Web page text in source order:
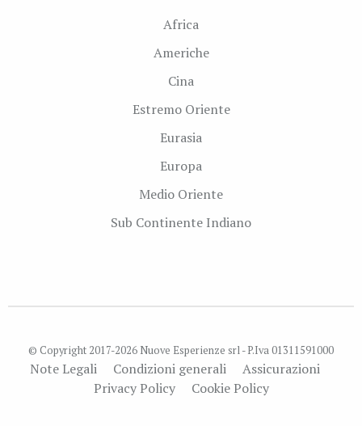
Africa
Americhe
Cina
Estremo Oriente
Eurasia
Europa
Medio Oriente
Sub Continente Indiano
© Copyright 2017-2026 Nuove Esperienze srl - P.Iva 01311591000
Note Legali Condizioni generali
Assicurazioni
Privacy Policy
Cookie Policy